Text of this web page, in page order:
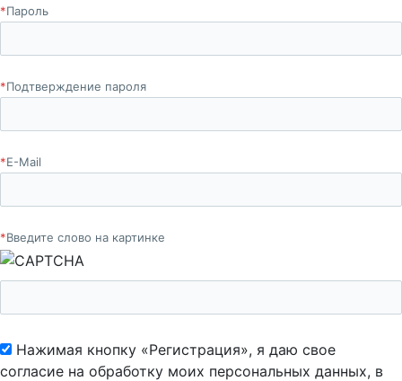
*Пароль
*Подтверждение пароля
*E-Mail
*Введите слово на картинке
Нажимая кнопку «Регистрация», я даю свое
согласие на обработку моих персональных данных, в